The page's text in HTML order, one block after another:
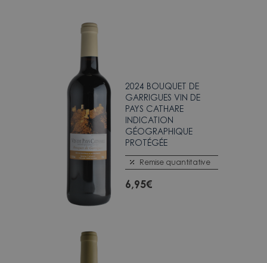
2024 BOUQUET DE
GARRIGUES VIN DE
PAYS CATHARE
INDICATION
GÉOGRAPHIQUE
PROTÉGÉE
Remise quantitative
6,95€